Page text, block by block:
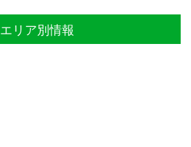
エリア別情報